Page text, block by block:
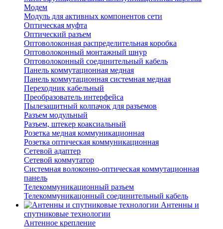
Модем
Модуль для активных компонентов сети
Оптическая муфта
Оптический разъем
Оптоволоконная распределительная коробка
Оптоволоконный монтажный шнур
Оптоволоконный соединительный кабель
Панель коммутационная медная
Панель коммутационная системная медная
Переходник кабельный
Преобразователь интерфейса
Пылезащитный колпачок для разъемов
Разъем модульный
Разъем, штекер коаксиальный
Розетка медная коммуникационная
Розетка оптическая коммуникационная
Сетевой адаптер
Сетевой коммутатор
Системная волоконно-оптическая коммутационная
панель
Телекоммуникационный разъем
Телекоммуникацонный соединительный кабель
Антенны и
спутниковые технологии
Антенное крепление